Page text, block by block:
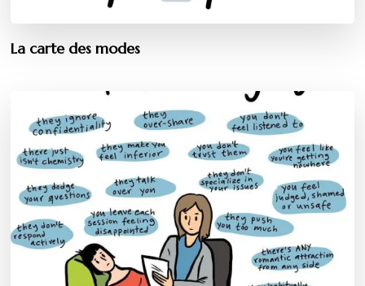
La carte des modes